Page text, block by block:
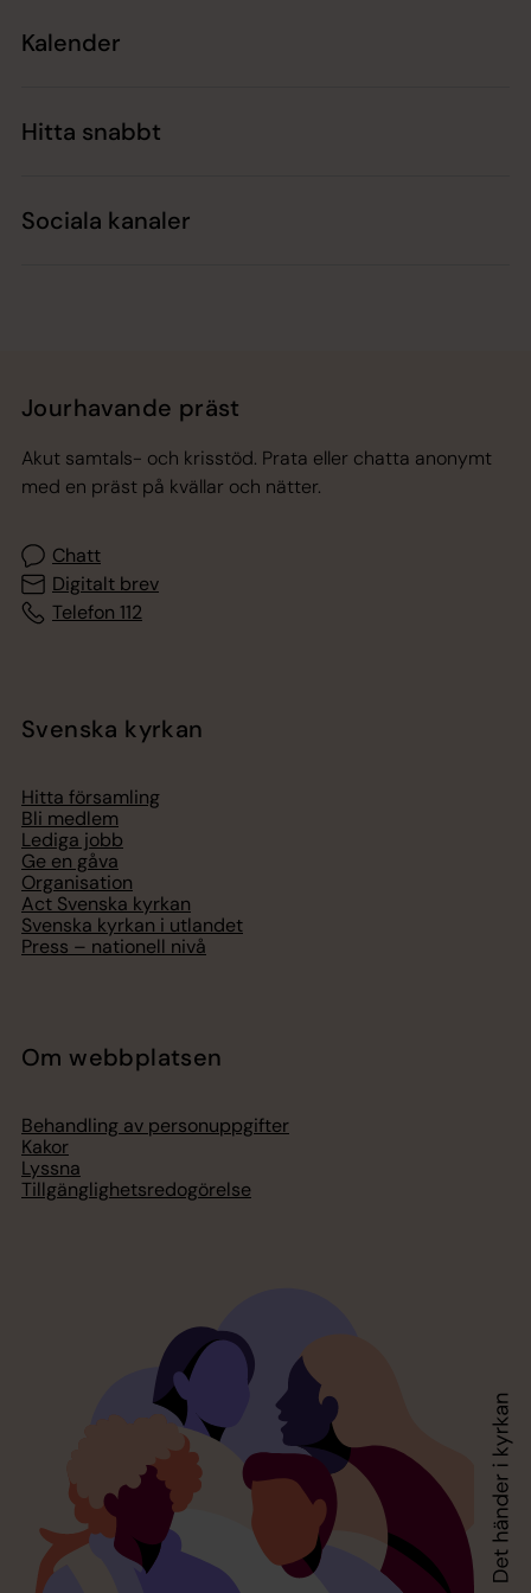
Kalender
Hitta snabbt
Sociala kanaler
Jourhavande präst
Akut samtals- och krisstöd. Prata eller chatta anonymt
med en präst på kvällar och nätter.
Chatt
Digitalt brev
Telefon 112
Svenska kyrkan
Hitta församling
Bli medlem
Lediga jobb
Ge en gåva
Organisation
Act Svenska kyrkan
Svenska kyrkan i utlandet
Press – nationell nivå
Om webbplatsen
Behandling av personuppgifter
Kakor
Lyssna
Tillgänglighetsredogörelse